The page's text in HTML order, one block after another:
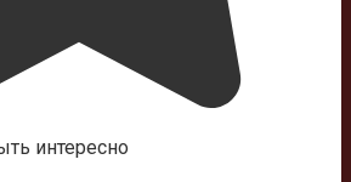
интересно